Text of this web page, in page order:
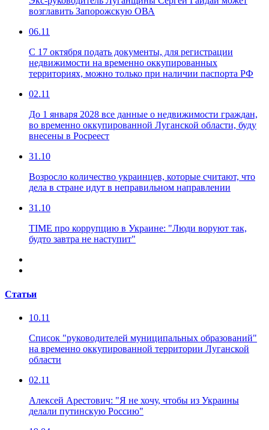
возглавить Запорожскую ОВА
06.11
С 17 октября подать документы, для регистрации
недвижимости на временно оккупированных
территориях, можно только при наличии паспорта РФ
02.11
До 1 января 2028 все данные о недвижимости граждан,
во временно оккупированной Луганской области, буду
внесены в Росреест
31.10
Возросло количество украинцев, которые считают, что
дела в стране идут в неправильном направлении
31.10
TIME про коррупцию в Украине: "Люди воруют так,
будто завтра не наступит"
Статьи
10.11
Список "руководителей муниципальных образований"
на временно оккупированной территории Луганской
области
02.11
Алексей Арестович: "Я не хочу, чтобы из Украины
делали путинскую Россию"